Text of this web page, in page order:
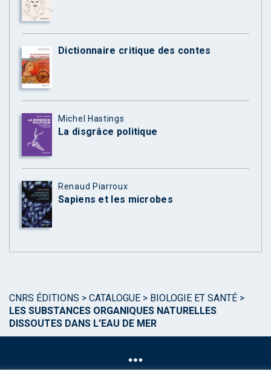
Dictionnaire critique des contes
Michel Hastings
La disgrâce politique
Renaud Piarroux
Sapiens et les microbes
CNRS ÉDITIONS > CATALOGUE > BIOLOGIE ET SANTÉ >
LES SUBSTANCES ORGANIQUES NATURELLES
DISSOUTES DANS L’EAU DE MER